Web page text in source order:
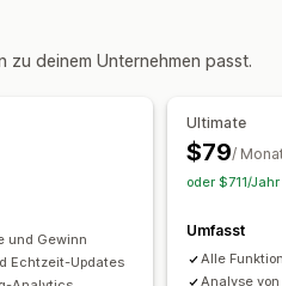
Werbeausgaben
Checkout-Analysen
Funnel-Analyse
Dashboards
zu deinem Unternehmen passt.
und Gewinn
Echtzeit-Updates
Ultimate
$79/
oder $711/
Umfasst
Alle
Analyse